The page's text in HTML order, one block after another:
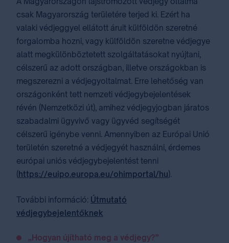
csak Magyarország területére terjed ki. Ezért ha
valaki védjeggyel ellátott áruit külföldön szeretné
forgalomba hozni, vagy külföldön szeretne védjegye
alatt megkülönböztetett szolgáltatásokat nyújtani,
célszerű az adott országban, illetve országokban is
megszerezni a védjegyoltalmat. Erre lehetőség van
országonként tett nemzeti védjegybejelentések
révén (Nemzetközi út), amihez védjegyjogban járatos
szabadalmi ügyvivő vagy ügyvéd segítségét
célszerű igénybe venni. Amennyiben az Európai Unió
területén szeretné a védjegyét használni, érdemes
európai uniós védjegybejelentést tenni
(https://euipo.europa.eu/ohimportal/hu).
További információ: Útmutató
védjegybejelentőknek
„Hogyan újítható meg a védjegy?”